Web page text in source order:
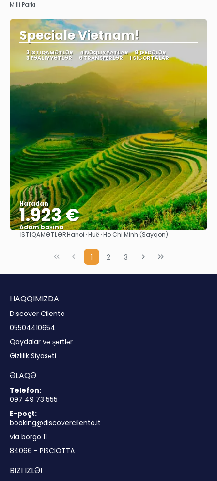
Milli Parkı
Speciale Vietnam!
3 İSTIQAMƏTLƏR 4 NƏQLIYYATLAR 8 GECƏLƏR
3 FƏALIYYƏTLƏR 6 TRANSFERLƏR 1 SIĞORTALAR
Haradan
1.923 €
Adam başına
Baxın
İSTIQAMƏTLƏRHanoi · Huế · Ho Chi Minh (Sayqon)
1 2 3
HAQQIMIZDA
Discover Cilento
05504410654
Qaydalar və şərtlər
Gizlilik Siyasəti
ƏLAQƏ
Telefon:
097 49 73 555
E-poçt:
booking@discovercilento.it
via borgo 11
84066 - PISCIOTTA
BIZI IZLƏ!